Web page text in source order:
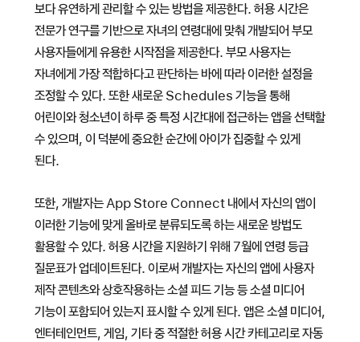
보다 유연하게 관리할 수 있는 방법을 제공한다. 허용 시간은
전문가 연구를 기반으로 자녀의 연령대에 맞춰 개발되어 부모
사용자들에게 유용한 시작점을 제공한다. 부모 사용자는
자녀에게 가장 적합하다고 판단하는 바에 따라 이러한 설정을
조정할 수 있다. 또한 새로운 Schedules 기능을 통해
어린이와 청소년이 하루 중 특정 시간대에 접근하는 앱을 선택할
수 있으며, 이 덕분에 중요한 순간에 아이가 집중할 수 있게
된다.
또한, 개발자는 App Store Connect 내에서 자신의 앱이
이러한 기능에 맞게 올바로 분류되도록 하는 새로운 방법도
활용할 수 있다. 허용 시간을 지원하기 위해 7월에 연령 등급
질문표가 업데이트된다. 이로써 개발자는 자신의 앱에 사용자
제작 콘텐츠와 상호작용하는 소셜 피드 기능 등 소셜 미디어
기능이 포함되어 있는지 표시할 수 있게 된다. 앱은 소셜 미디어,
엔터테인먼트, 게임, 기타 중 적절한 허용 시간 카테고리로 자동